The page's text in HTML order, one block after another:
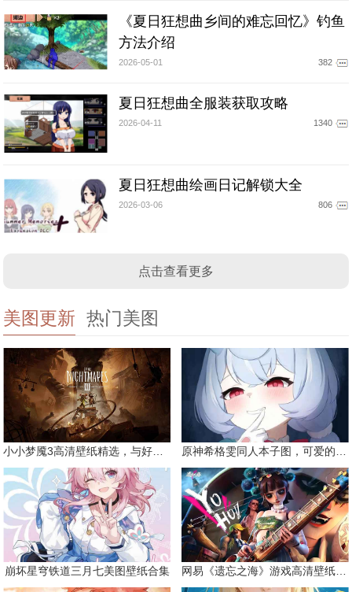
《夏日狂想曲乡间的难忘回忆》钓鱼
方法介绍
2026-05-01 382
夏日狂想曲全服装获取攻略
2026-04-11 1340
夏日狂想曲绘画日记解锁大全
2026-03-06 806
点击查看更多
美图更新 热门美图
崩坏星穹铁道三月七美图壁纸合集 网易《遗忘之海》游戏高清壁纸精选